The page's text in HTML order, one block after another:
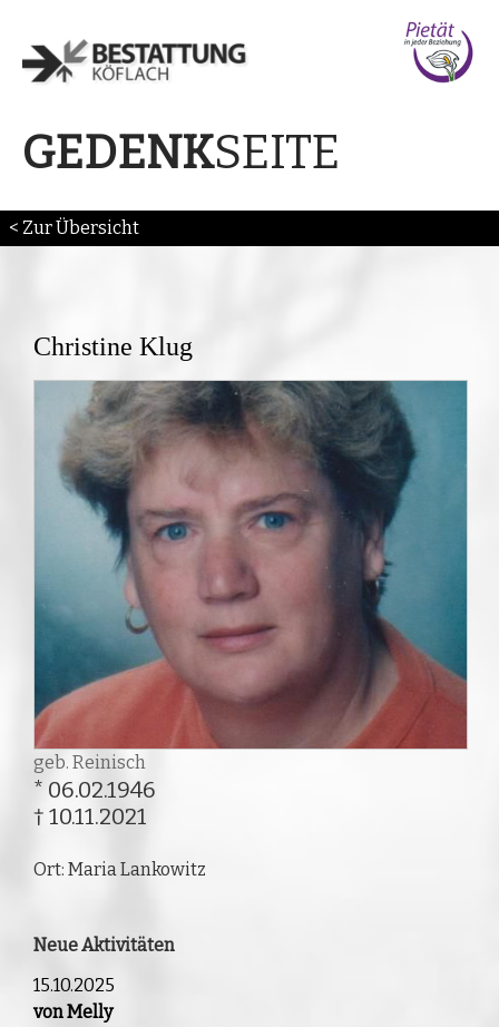
GEDENKSEITE
< Zur Übersicht
Christine Klug
geb. Reinisch
* 06.02.1946
† 10.11.2021
Ort: Maria Lankowitz
Neue Aktivitäten
15.10.2025
von Melly